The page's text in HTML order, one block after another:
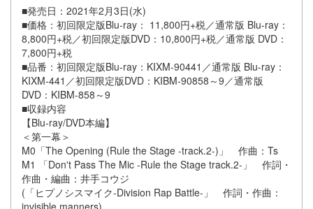
■発売日：2021年2月3日(水)
■価格：初回限定版Blu-ray： 11,800円+税／通常版 Blu-ray：
8,800円+税／初回限定版DVD：10,800円+税／通常版 DVD：
7,800円+税
■品番：初回限定版Blu-ray：KIXM-90441／通常版 Blu-ray：
KIXM-441／初回限定版DVD：KIBM-90858～9／通常版
DVD：KIBM-858～9
■収録内容
【Blu-ray/DVD本編】
＜第一幕＞
M0「The Opening (Rule the Stage -track.2-)」 作曲：Ts
M1 「Don't Pass The Mic -Rule the Stage track.2-」 作詞・
作曲・編曲：井手コウジ
(「ヒプノシスマイク-Division Rap Battle-」 作詞・作曲：